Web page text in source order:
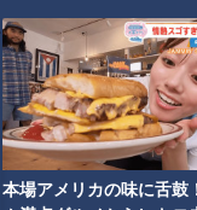
本場アメリカの味に舌鼓